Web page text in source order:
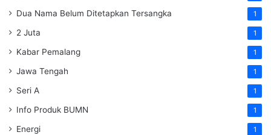
Dua Nama Belum Ditetapkan Tersangka 1
2 Juta 1
Kabar Pemalang 1
Jawa Tengah 1
Seri A 1
Info Produk BUMN 1
Energi 1